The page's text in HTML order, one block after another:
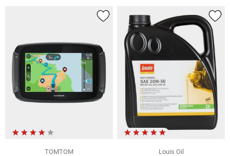
TOMTOM
Louis Oil